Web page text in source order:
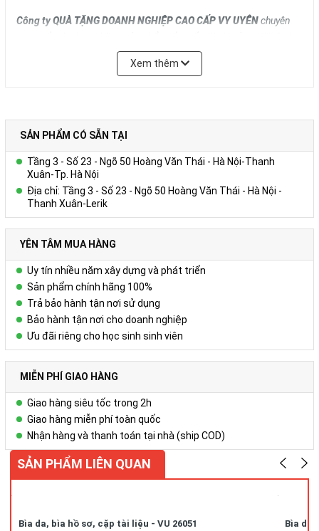
Công tyQUÀ TẶNG DOANH NGHIỆP CAO CẤP VY UYÊNchuyên
tôi nhận phân phối sản phẩm toàn quốc với số lượng lớn, chất
lượng tối ưu, mẫu mã đã dạng và giá cả phải chăng. Chúng tôi cũng
Vui lòng liên hệ Ms. Uyênđể được tư vấn thêm.
: 0978.552.388/ 024 6260 5496
Xem thêm
SẢN PHẨM CÓ SẴN TẠI
Tầng 3 - Số 23 - Ngõ 50 Hoàng Văn Thái - Hà Nội-Thanh
Xuân-Tp. Hà Nội
Địa chỉ: Tầng 3 - Số 23 - Ngõ 50 Hoàng Văn Thái - Hà Nội -
Thanh Xuân-Lerik
YÊN TÂM MUA HÀNG
Uy tín nhiều năm xây dựng và phát triển
Sản phẩm chính hãng 100%
Trả bảo hành tận nơi sử dụng
Bảo hành tận nơi cho doanh nghiệp
Ưu đãi riêng cho học sinh sinh viên
MIỄN PHÍ GIAO HÀNG
Giao hàng siêu tốc trong 2h
Giao hàng miễn phí toàn quốc
Nhận hàng và thanh toán tại nhà (ship COD)
SẢN PHẨM LIÊN QUAN
Bìa da, bìa hồ sơ, cặp tài liệu - VU 26051 Bìa da,